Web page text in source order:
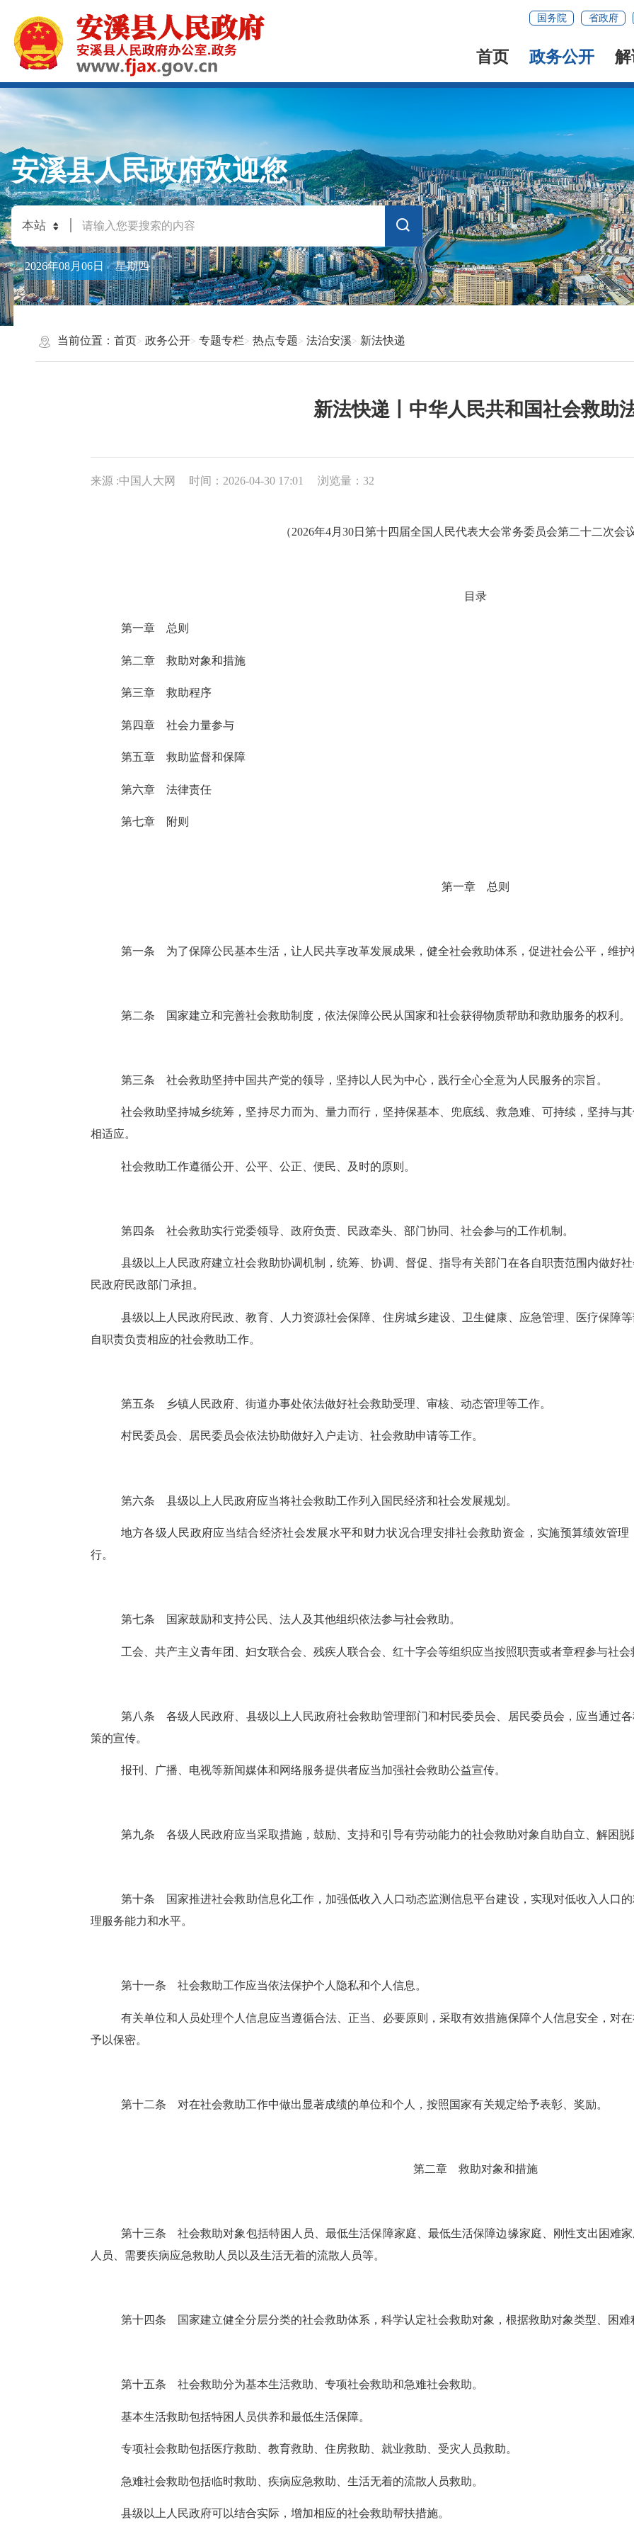
国务院 省政府
首页 政务公开
安溪县人民政府欢迎您
2026年08月06日 星期四
当前位置： 首页 政务公开 专题专栏 热点专题 法治安溪 新法快递
新法快递丨中华人民共和国社会救助
来源 :中国人大网 时间：2026-04-30 17:01 浏览量： 32
（2026年4月30日第十四届全国人民代表大会常务委员会第二十二次会
目录
第一章 总则
第二章 救助对象和措施
第三章 救助程序
第四章 社会力量参与
第五章 救助监督和保障
第六章 法律责任
第七章 附则
第一章 总则
第一条 为了保障公民基本生活，让人民共享改革发展成果，健全社会救助体系，促进社会公平，维护
第二条 国家建立和完善社会救助制度，依法保障公民从国家和社会获得物质帮助和救助服务的权利。
第三条 社会救助坚持中国共产党的领导，坚持以人民为中心，践行全心全意为人民服务的宗旨。
社会救助坚持城乡统筹，坚持尽力而为、量力而行，坚持保基本、兜底线、救急难、可持续，坚持与
相适应。
社会救助工作遵循公开、公平、公正、便民、及时的原则。
第四条 社会救助实行党委领导、政府负责、民政牵头、部门协同、社会参与的工作机制。
县级以上人民政府建立社会救助协调机制，统筹、协调、督促、指导有关部门在各自职责范围内做好
民政府民政部门承担。
县级以上人民政府民政、教育、人力资源社会保障、住房城乡建设、卫生健康、应急管理、医疗保障
自职责负责相应的社会救助工作。
第五条 乡镇人民政府、街道办事处依法做好社会救助受理、审核、动态管理等工作。
村民委员会、居民委员会依法协助做好入户走访、社会救助申请等工作。
第六条 县级以上人民政府应当将社会救助工作列入国民经济和社会发展规划。
地方各级人民政府应当结合经济社会发展水平和财力状况合理安排社会救助资金，实施预算绩效管
行。
第七条 国家鼓励和支持公民、法人及其他组织依法参与社会救助。
工会、共产主义青年团、妇女联合会、残疾人联合会、红十字会等组织应当按照职责或者章程参与社会
第八条
各级人民政府、县级以上人民政府社会救助管理部门和村民委员会、居民委员会，应当通过
策的宣传。
报刊、广播、电视等新闻媒体和网络服务提供者应当加强社会救助公益宣传。
第九条 各级人民政府应当采取措施，鼓励、支持和引导有劳动能力的社会救助对象自助自立、解困脱
第十条
国家推进社会救助信息化工作，加强低收入人口动态监测信息平台建设，实现对低收入人口
理服务能力和水平。
第十一条 社会救助工作应当依法保护个人隐私和个人信息。
有关单位和人员处理个人信息应当遵循合法、正当、必要原则，采取有效措施保障个人信息安全，对
予以保密。
第十二条 对在社会救助工作中做出显著成绩的单位和个人，按照国家有关规定给予表彰、奖励。
第二章 救助对象和措施
第十三条
社会救助对象包括特困人员、最低生活保障家庭、最低生活保障边缘家庭、刚性支出困难
人员、需要疾病应急救助人员以及生活无着的流散人员等。
第十四条 国家建立健全分层分类的社会救助体系，科学认定社会救助对象，根据救助对象类型、困难
第十五条 社会救助分为基本生活救助、专项社会救助和急难社会救助。
基本生活救助包括特困人员供养和最低生活保障。
专项社会救助包括医疗救助、教育救助、住房救助、就业救助、受灾人员救助。
急难社会救助包括临时救助、疾病应急救助、生活无着的流散人员救助。
县级以上人民政府可以结合实际，增加相应的社会救助帮扶措施。